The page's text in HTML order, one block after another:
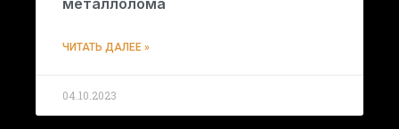
ЧИТАТЬ ДАЛЕЕ »
04.10.2023